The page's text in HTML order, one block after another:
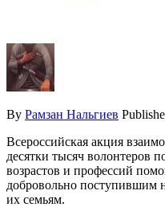
By Рамзан Нальгиев
Всероссийская акция
десятки тысяч волонтеров
возрастов и профессий
добровольно поступившим
их семьям.